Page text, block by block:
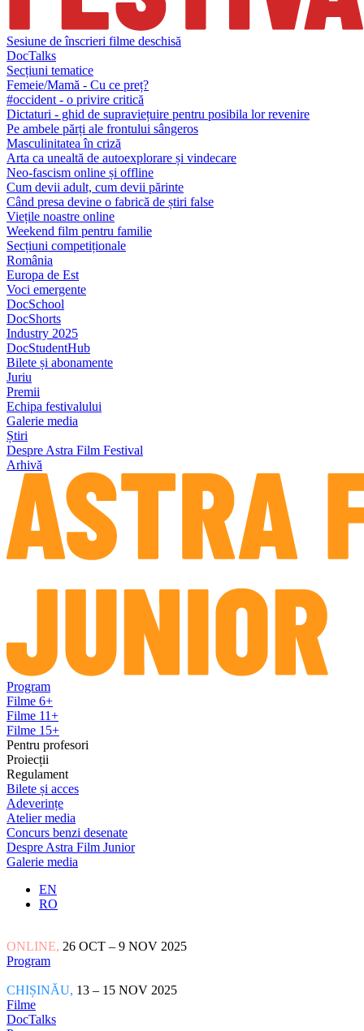
Sesiune de înscrieri filme deschisă
DocTalks
Secțiuni tematice
Femeie/Mamă - Cu ce preț?
#occident - o privire critică
Dictaturi - ghid de supraviețuire pentru posibila lor revenire
Pe ambele părți ale frontului sângeros
Masculinitatea în criză
Arta ca unealtă de autoexplorare și vindecare
Neo-fascism online și offline
Cum devii adult, cum devii părinte
Când presa devine o fabrică de știri false
Viețile noastre online
Weekend film pentru familie
Secțiuni competiționale
România
Europa de Est
Voci emergente
DocSchool
DocShorts
Industry 2025
DocStudentHub
Bilete și abonamente
Juriu
Premii
Echipa festivalului
Galerie media
Știri
Despre Astra Film Festival
Arhivă
Program
Filme 6+
Filme 11+
Filme 15+
Pentru profesori
Proiecții
Regulament
Bilete și acces
Adeverințe
Atelier media
Concurs benzi desenate
Despre Astra Film Junior
Galerie media
EN
RO
ONLINE, 26 OCT – 9 NOV 2025
Program
CHIȘINĂU, 13 – 15 NOV 2025
Filme
DocTalks